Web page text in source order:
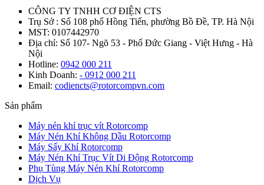
CÔNG TY TNHH CƠ ĐIỆN CTS
Trụ Sở : Số 108 phố Hồng Tiến, phường Bồ Đề, TP. Hà Nội
MST: 0107442970
Địa chỉ: Số 107- Ngõ 53 - Phố Đức Giang - Việt Hưng - Hà
Nội
Hotline: 0942 000 211
Kinh Doanh: - 0912 000 211
Email: codiencts@rotorcompvn.com
Sản phẩm
Máy nén khí trục vít Rotorcomp
Máy Nén Khí Không Dầu Rotorcomp
Máy Sấy Khí Rotorcomp
Máy Nén Khí Trục Vít Di Động Rotorcomp
Phụ Tùng Máy Nén Khí Rotorcomp
Dịch Vụ